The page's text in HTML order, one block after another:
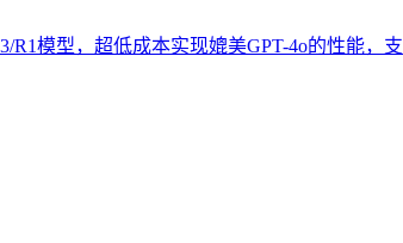
R1模型，超低成本实现媲美GPT-4o的性能，支